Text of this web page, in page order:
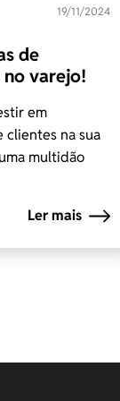
19/11/2024
de
varejo!
em
na sua
multidão
Ler mais